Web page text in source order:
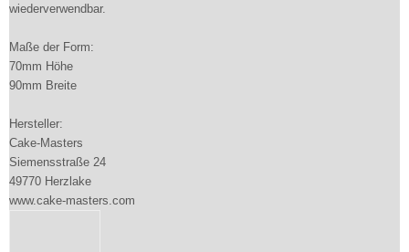
wiederverwendbar.
Maße der Form:
70mm Höhe
90mm Breite
Hersteller:
Cake-Masters
Siemensstraße 24
49770 Herzlake
www.cake-masters.com